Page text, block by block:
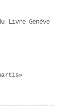
Livre Genève